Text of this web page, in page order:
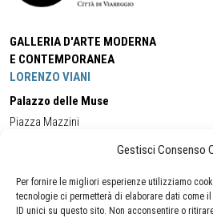
Gestisci Consenso
Per fornire le migliori esperienze utilizziamo
tecnologie ci permetterà di elaborare dati come
ID unici su questo sito. Non acconsentire o
GALLERIA D'ARTE MODERNA
E CONTEMPORANEA
LORENZO VIANI
Palazzo delle Muse
Piazza Mazzini
Cell:+39 338 5714978
Tel:
+39 0584 944580
(orario 09.00/13.00)
Email:gamc@comune.viareggio.lu.it